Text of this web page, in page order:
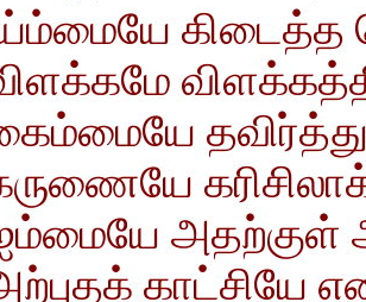
அதற்குள்
காட்சியே